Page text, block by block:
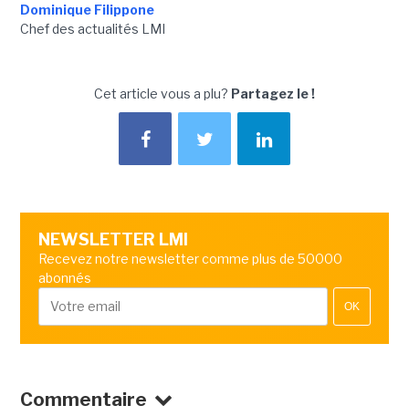
Dominique Filippone
Chef des actualités LMI
Cet article vous a plu? Partagez le !
NEWSLETTER LMI
Recevez notre newsletter comme plus de 50000
abonnés
OK
Commentaire